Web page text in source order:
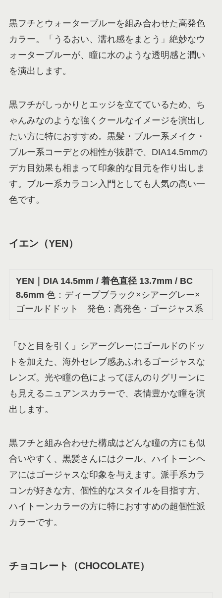
黒フチとウォーターブルーを組み合わせた高発色
カラー。「うるおい、濡れ感をまとう」絶妙なウ
ォーターブルーが、瞳に水のような透明感と潤い
を演出します。
黒フチがしっかりとエッジを立てているため、ち
ゃんみなのような強くクールなイメージを演出し
たい方に特におすすめ。黒髪・ブルー系メイク・
ブルー系コーデとの相性が抜群で、DIA14.5mmの
デカ目効果も相まって印象的な目元を作り出しま
す。ブルー系カラコン入門としても人気の高い一
色です。
イエン（YEN）
YEN ｜DIA 14.5mm / 着色直径 13.7mm / BC
8.6mm 色：ディープブラック×シアーグレー×
ゴールドドット 発色：高発色・ゴージャス系
「ひと目を引く」シアーグレーにゴールドのドッ
トを加えた、海外セレブ感あふれるゴージャスな
レンズ。光や瞳の色によってほんのりグリーンに
も見えるニュアンスカラーで、表情豊かな瞳を演
出します。
黒フチと組み合わせた構成はどんな瞳の方にも似
合いやすく、黒髪さんにはクール、ハイトーンヘ
アにはゴージャスな印象を与えます。派手系カラ
コンが好きな方、個性的なスタイルを目指す方、
ハイトーンカラーの方に特におすすめの超個性派
カラーです。
チョコレート（CHOCOLATE）